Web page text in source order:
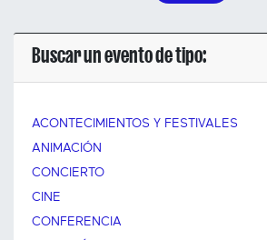
Buscar un evento de tipo:
ACONTECIMIENTOS Y FESTIVALES
ANIMACIÓN
CONCIERTO
CINE
CONFERENCIA